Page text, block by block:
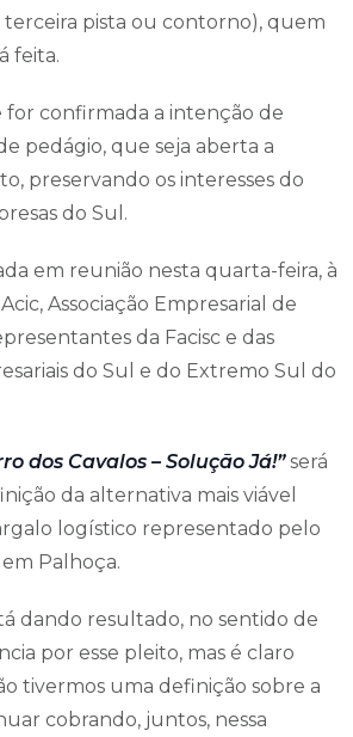
pista ou contorno), quem
feita.
for confirmada a intenção de
pedágio, que seja aberta a
preservando os interesses do
do Sul.
em reunião nesta quarta-feira, à
Associação Empresarial de
da Facisc e das
do Sul e do Extremo Sul do
dos Cavalos – Solução Já!”será
da alternativa mais viável
logístico representado pelo
Palhoça.
dando resultado, no sentido de
por esse pleito, mas é claro
tivermos uma definição sobre a
cobrando, juntos, nessa